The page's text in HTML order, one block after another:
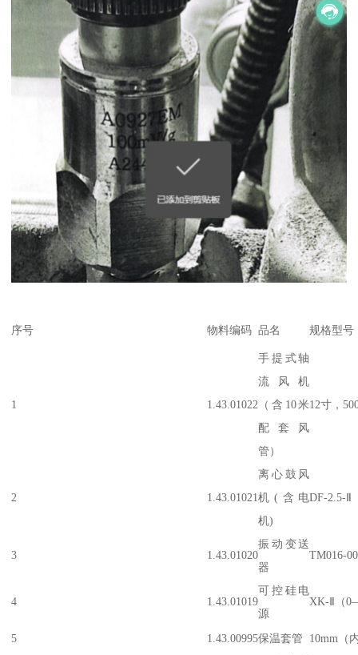
序号 物料编码 品名 规格型号
1 1.43.01022
手提式轴
流风机
（含10米
配套风
管）
12寸，
2 1.43.01021
离心鼓风
机(含电
机)
DF-2.5-Ⅱ
3 1.43.01020
振动变送
器
TM016-
4 1.43.01019
可控硅电
源
XK-Ⅱ（
5 1.43.00995保温套管 10mm（